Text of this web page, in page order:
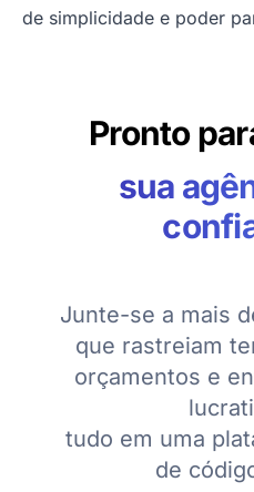
de simplicidade e poder
Pronto
sua
Junte-se a mais
que rastreiam
orçamentos e
tudo em uma
de